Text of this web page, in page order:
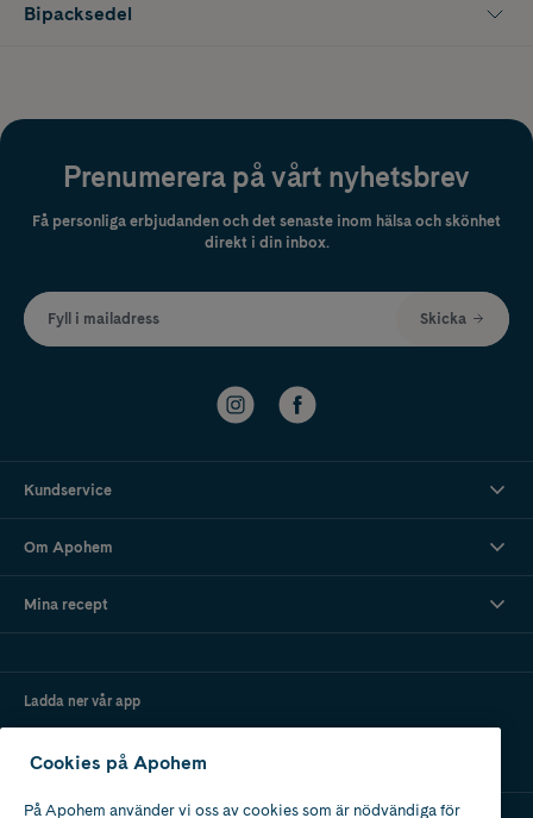
Bipacksedel
Prenumerera på vårt nyhetsbrev
Få personliga erbjudanden och det senaste inom hälsa och skönhet
direkt i din inbox.
Fyll i mailadress Skicka
Kundservice
Om Apohem
Mina recept
Ladda ner vår app
Cookies på Apohem
På Apohem använder vi oss av cookies som är nödvändiga för